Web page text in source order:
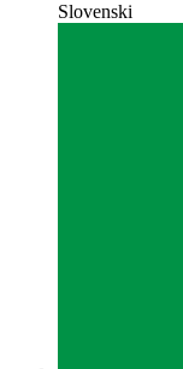
Slovenski